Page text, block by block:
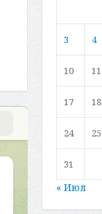
3 4
10 11
17 18
24 25
31
« Июл